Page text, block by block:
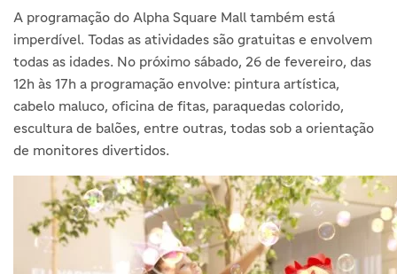
A programação do Alpha Square Mall também está
imperdível. Todas as atividades são gratuitas e envolvem
todas as idades. No próximo sábado, 26 de fevereiro, das
12h às 17h a programação envolve: pintura artística,
cabelo maluco, oficina de fitas, paraquedas colorido,
escultura de balões, entre outras, todas sob a orientação
de monitores divertidos.